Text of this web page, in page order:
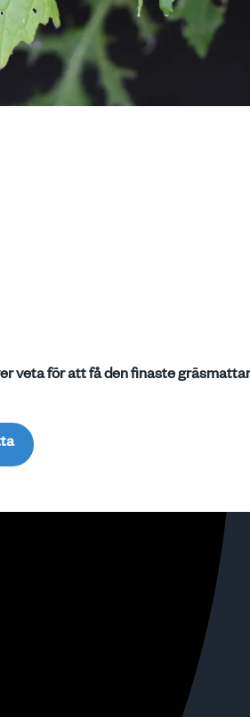
veta för att få den finaste